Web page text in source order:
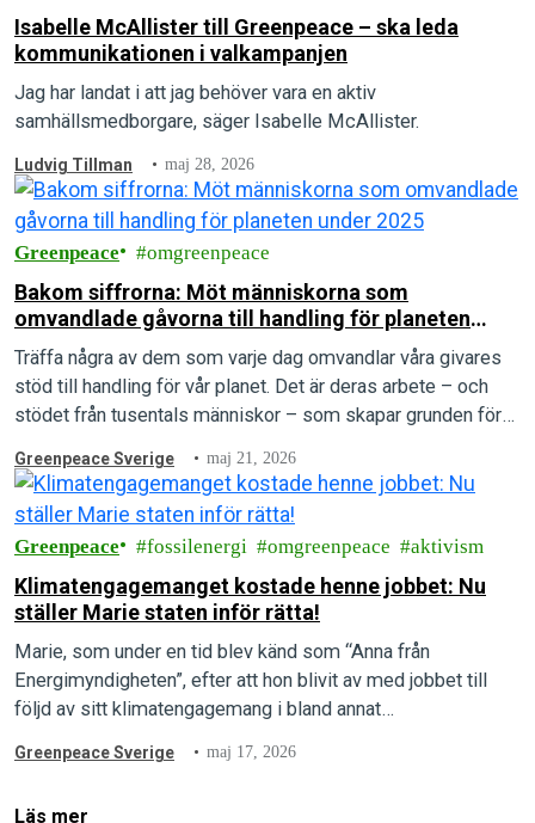
Isabelle McAllister till Greenpeace – ska leda
kommunikationen i valkampanjen
Jag har landat i att jag behöver vara en aktiv
samhällsmedborgare, säger Isabelle McAllister.
Ludvig Tillman maj 28, 2026
Greenpeace omgreenpeace
Bakom siffrorna: Möt människorna som
omvandlade gåvorna till handling för planeten
under 2025
Träffa några av dem som varje dag omvandlar våra givares
stöd till handling för vår planet. Det är deras arbete – och
stödet från tusentals människor – som skapar grunden för
alla.
Greenpeace Sverige maj 21, 2026
Greenpeace fossilenergi omgreenpeace aktivism
Klimatengagemanget kostade henne jobbet: Nu
ställer Marie staten inför rätta!
Marie, som under en tid blev känd som “Anna från
Energimyndigheten”, efter att hon blivit av med jobbet till
följd av sitt klimatengagemang i bland annat
Greenpeace Sverige maj 17, 2026
Läs mer